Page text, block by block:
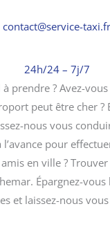
contact@service-taxi.fr
24h/24 – 7j/7
prendre ? Avez-
peut être cher ?
nous vous
pour
en ville ?
Épargnez-
et laissez-nous